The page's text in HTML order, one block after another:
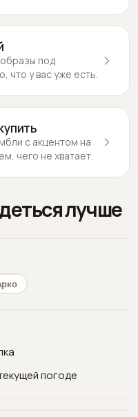
под
что у вас уже есть.
с акцентом на
чего не хватает.
лучше
погоде